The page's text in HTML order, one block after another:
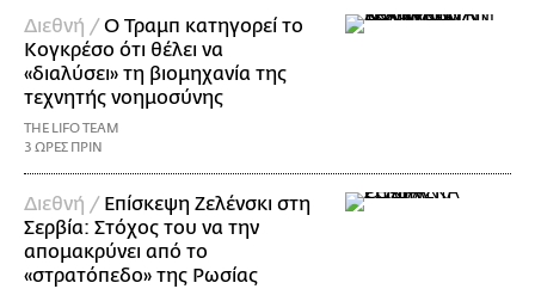
Διεθνή / Ο Τραμπ κατηγορεί το
Κογκρέσο ότι θέλει να
«διαλύσει» τη βιομηχανία της
τεχνητής νοημοσύνης
THE LIFO TEAM
3 ΩΡΕΣ ΠΡΙΝ
Διεθνή / Επίσκεψη Ζελένσκι στη
Σερβία: Στόχος του να την
απομακρύνει από το
«στρατόπεδο» της Ρωσίας